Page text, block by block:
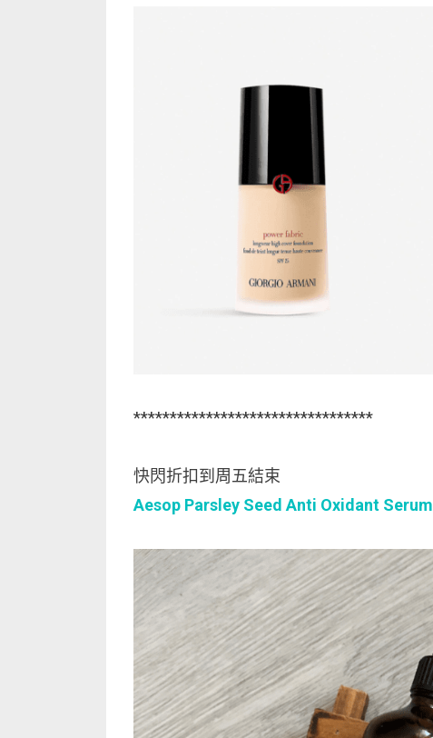
*********************************
快閃折扣到周五結束
Aesop Parsley Seed Anti Oxidant Serum